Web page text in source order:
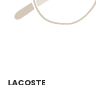
LACOSTE